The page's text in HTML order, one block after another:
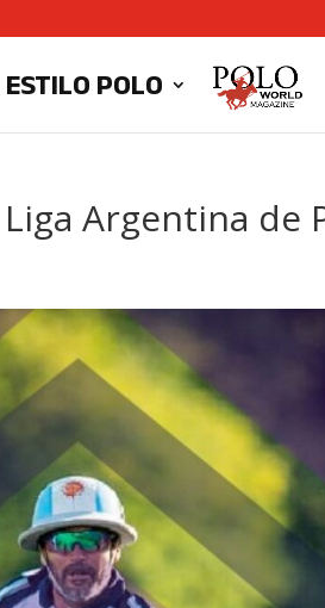
ESTILO POLO
Argentina de